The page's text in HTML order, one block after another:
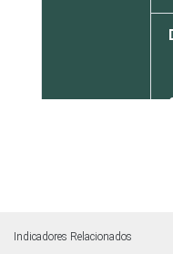
¹ Base:
Indicadores Relacionados